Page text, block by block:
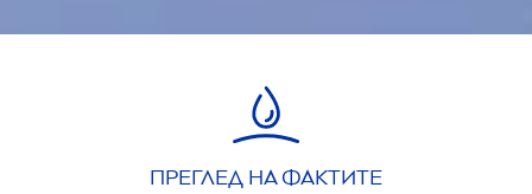
ПРЕГЛЕД НА ФАКТИТЕ